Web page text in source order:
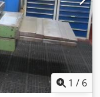
1 / 6